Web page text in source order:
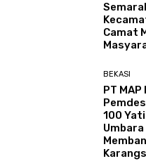
Camat
BEKASI
PT
100
Umbara